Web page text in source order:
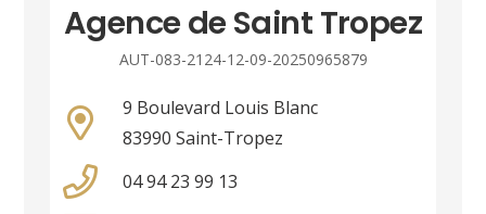
Agence de Saint Tropez
AUT-083-2124-12-09-20250965879
9 Boulevard Louis Blanc
83990 Saint-Tropez
04 94 23 99 13